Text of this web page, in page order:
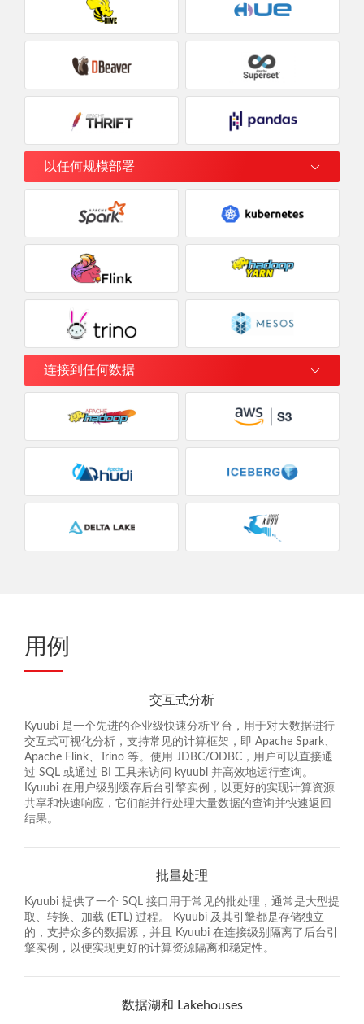
以任何规模部署
连接到任何数据
用例
交互式分析
Kyuubi 是一个先进的企业级快速分析平台，用于对大数据进行
交互式可视化分析，支持常见的计算框架，即 Apache Spark、
Apache Flink、Trino 等。使用 JDBC/ODBC，用户可以直接通
过 SQL 或通过 BI 工具来访问 kyuubi 并高效地运行查询。
Kyuubi 在用户级别缓存后台引擎实例，以更好的实现计算资源
共享和快速响应，它们能并行处理大量数据的查询并快速返回
结果。
批量处理
Kyuubi 提供了一个 SQL 接口用于常见的批处理，通常是大型提
取、转换、加载 (ETL) 过程。 Kyuubi 及其引擎都是存储独立
的，支持众多的数据源，并且 Kyuubi 在连接级别隔离了后台引
擎实例，以便实现更好的计算资源隔离和稳定性。
数据湖和 Lakehouses